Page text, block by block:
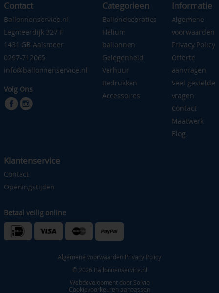
Contact
Ballonnenservice.nl
Legmeerdijk 327 F
1431 GB Aalsmeer
0297-712065
info@ballonnenservice.nl
Volg Ons
Categorieen
Ballondecoraties
Helium
ballonnen
Gelegenheid
Verhuur
Bedrukken
Accessoires
Informatie
Algemene
voorwaarden
Privacy Policy
Offerte
aanvragen
Veel gestelde
vragen
Contact
Maatwerk
Blog
Klantenservice
Contact
Openingstijden
Betaal veilig online
Algemene voorwaarden Privacy Policy
© 2026 Ballonnenservice.nl
Webdevelopment door Solvio
Cookievoorkeuren aanpassen